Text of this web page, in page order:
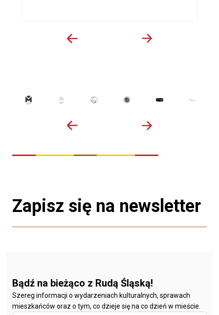
Zapisz się na newsletter
Bądź na bieżąco z Rudą Śląską!
Szereg informacji o wydarzeniach kulturalnych, sprawach
mieszkańców oraz o tym, co dzieje się na co dzień w mieście.